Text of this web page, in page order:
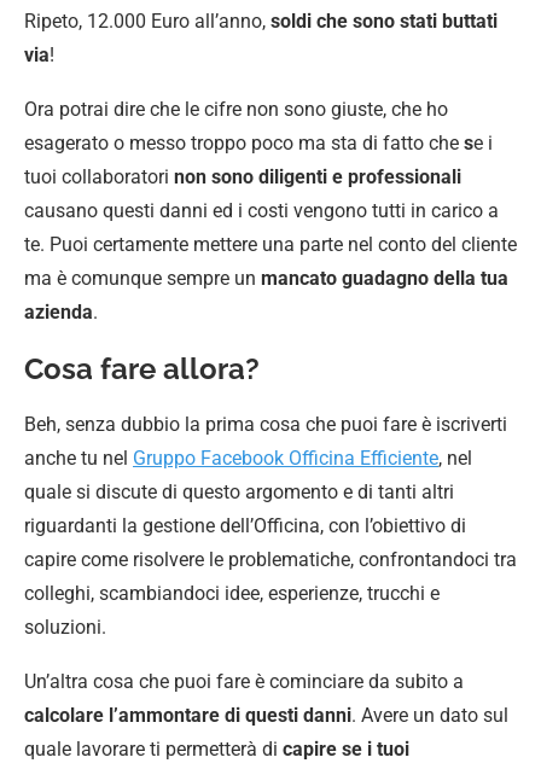
Ripeto, 12.000 Euro all’anno, soldi che sono stati buttati
via!
Ora potrai dire che le cifre non sono giuste, che ho
esagerato o messo troppo poco ma sta di fatto che se i
tuoi collaboratori non sono diligenti e professionali
causano questi danni ed i costi vengono tutti in carico a
te. Puoi certamente mettere una parte nel conto del cliente
ma è comunque sempre un mancato guadagno della tua
azienda.
Cosa fare allora?
Beh, senza dubbio la prima cosa che puoi fare è iscriverti
anche tu nel Gruppo Facebook Officina Efficiente, nel
quale si discute di questo argomento e di tanti altri
riguardanti la gestione dell’Officina, con l’obiettivo di
capire come risolvere le problematiche, confrontandoci tra
colleghi, scambiandoci idee, esperienze, trucchi e
soluzioni.
Un’altra cosa che puoi fare è cominciare da subito a
calcolare l’ammontare di questi danni. Avere un dato sul
quale lavorare ti permetterà di capire se i tuoi